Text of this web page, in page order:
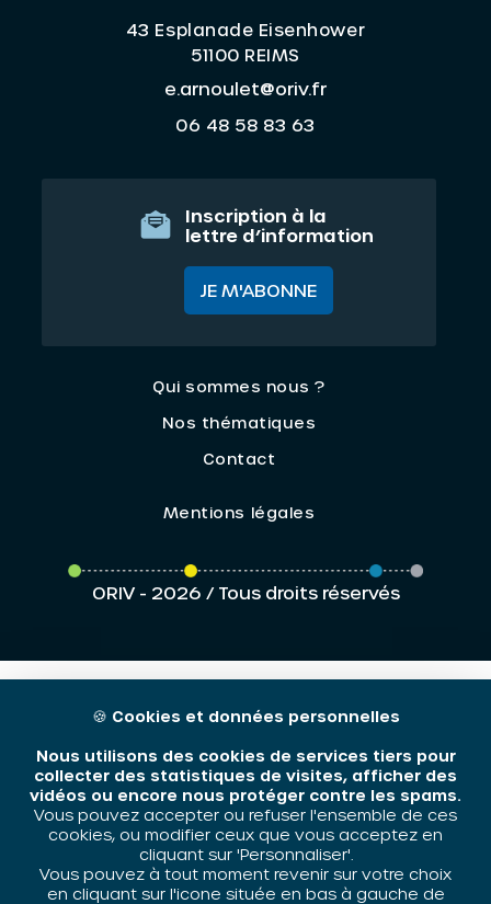
43 Esplanade Eisenhower
51100 REIMS
e.arnoulet@oriv.fr
06 48 58 83 63
Inscription à la
lettre d’information
JE M'ABONNE
Qui sommes nous ?
Nos thématiques
Contact
Mentions légales
ORIV - 2026 / Tous droits réservés
🍪 Cookies et données personnelles
Nous utilisons des cookies de services tiers pour
collecter des statistiques de visites, afficher des
vidéos ou encore nous protéger contre les spams.
Vous pouvez accepter ou refuser l'ensemble de ces
cookies, ou modifier ceux que vous acceptez en
cliquant sur 'Personnaliser'.
Vous pouvez à tout moment revenir sur votre choix
en cliquant sur l'icone située en bas à gauche de